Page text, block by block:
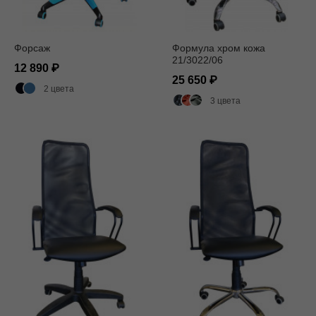
Форсаж
12 890
2 цвета
Формула хром кожа
21/3022/06
25 650
3 цвета